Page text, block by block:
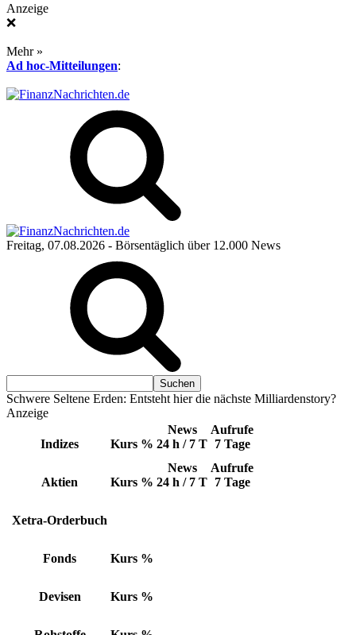
Anzeige
❌
Mehr »
Ad hoc-Mitteilungen:
Freitag, 07.08.2026 - Börsentäglich über 12.000 News
Schwere Seltene Erden: Entsteht hier die nächste Milliardenstory?
Anzeige
Indizes Kurs %
News
24 h / 7 T
Aufrufe
7 Tage
Aktien Kurs %
News
24 h / 7 T
Aufrufe
7 Tage
Xetra-Orderbuch
Fonds Kurs %
Devisen Kurs %